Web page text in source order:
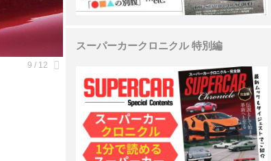
スーパーカークロニクル 特別編